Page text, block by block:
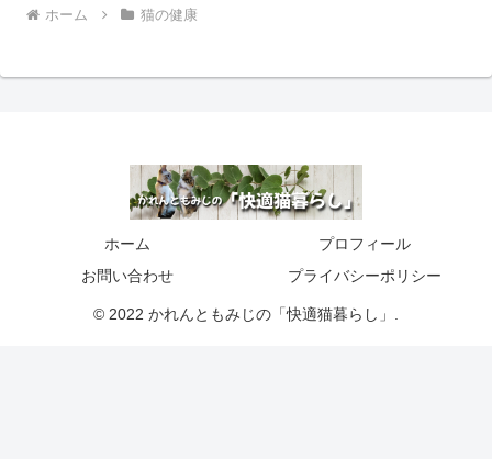
ホーム 猫の健康
ホーム
プロフィール
お問い合わせ
プライバシーポリシー
© 2022 かれんともみじの「快適猫暮らし」.